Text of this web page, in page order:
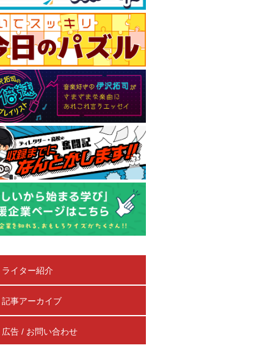
ライター紹介
記事アーカイブ
広告 / お問い合わせ